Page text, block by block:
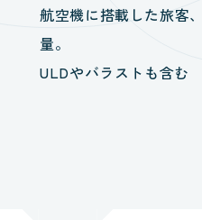
航空機に搭載した旅客
量。
ULDやバラストも含む